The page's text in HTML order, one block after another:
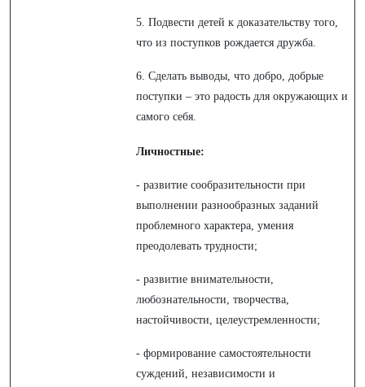
5. Подвести детей к доказательству того,
что из поступков рождается дружба.
6. Сделать выводы, что добро, добрые
поступки – это радость для окружающих и
самого себя.
Личностные:
- развитие сообразительности при
выполнении разнообразных заданий
проблемного характера, умения
преодолевать трудности;
- развитие внимательности,
любознательности, творчества,
настойчивости, целеустремленности;
- формирование самостоятельности
суждений, независимости и